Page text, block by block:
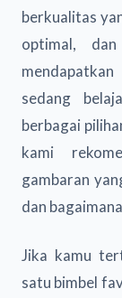
berkualitas
optimal,
sedang
berbagai
kami
gambaran
dan
Jika kamu
satu bimbel